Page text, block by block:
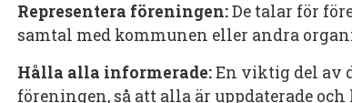
Representera föreningen:De talar för
samtal med kommunen eller andra
Hålla alla informerade:En viktig del av
föreningen, så att alla är uppdaterade